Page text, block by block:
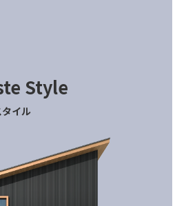
Style
タイル